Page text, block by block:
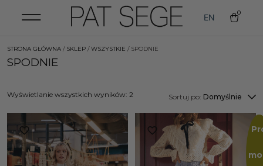
EN 0
STRONA GŁÓWNA / SKLEP /WSZYSTKIE / SPODNIE
SPODNIE
Sortuj po: Domyślnie
Wyświetlanie wszystkich wyników: 2